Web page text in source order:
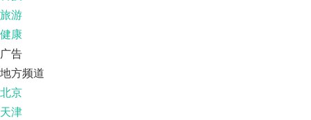
旅游
健康
广告
地方频道
北京
天津